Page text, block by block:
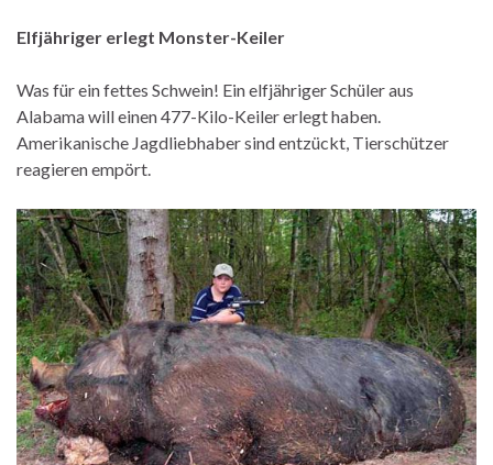
Elfjähriger erlegt Monster-Keiler
Was für ein fettes Schwein! Ein elfjähriger Schüler aus
Alabama will einen 477-Kilo-Keiler erlegt haben.
Amerikanische Jagdliebhaber sind entzückt, Tierschützer
reagieren empört.